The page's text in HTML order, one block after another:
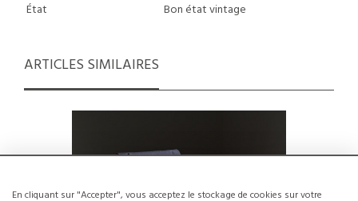
En cliquant sur "Accepter", vous acceptez le stockage de cookies sur votre
État
Bon état vintage
ARTICLES SIMILAIRES